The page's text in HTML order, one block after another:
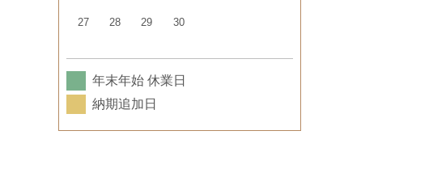
27 28 29 30
年末年始 休業日
納期追加日